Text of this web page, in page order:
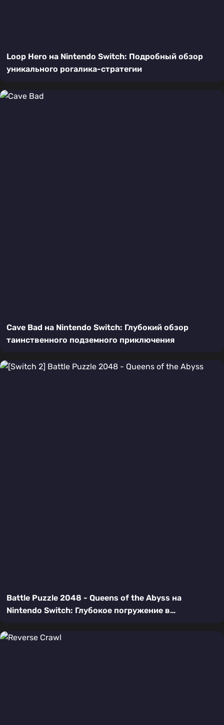
Loop Hero на Nintendo Switch: Подробный обзор
уникального рогалика-стратегии
Cave Bad на Nintendo Switch: Глубокий обзор
таинственного подземного приключения
Battle Puzzle 2048 - Queens of the Abyss на
Nintendo Switch: Глубокое погружение в